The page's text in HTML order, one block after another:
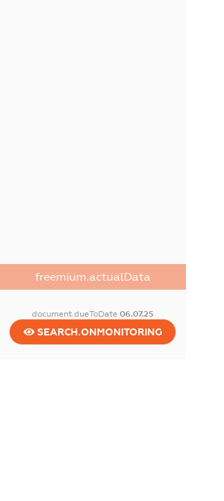
freemium.actualData
document.dueToDate06.07.25
SEARCH.ONMONITORING